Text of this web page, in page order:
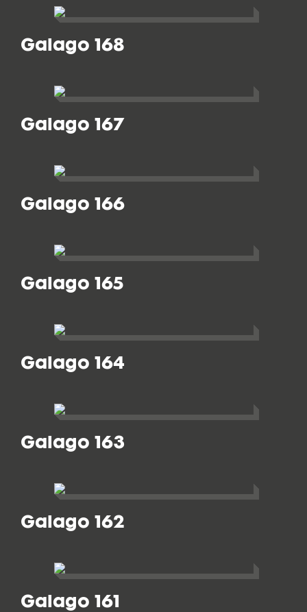
Galago 168
Galago 167
Galago 166
Galago 165
Galago 164
Galago 163
Galago 162
Galago 161